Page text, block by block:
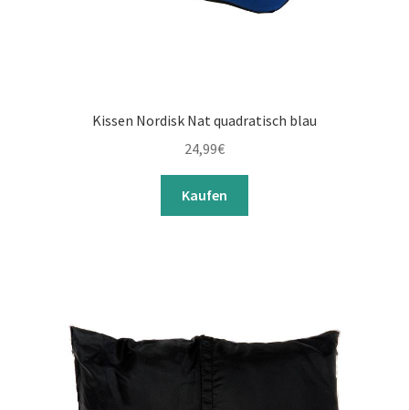
Kissen Nordisk Nat quadratisch blau
24,99€
Kaufen